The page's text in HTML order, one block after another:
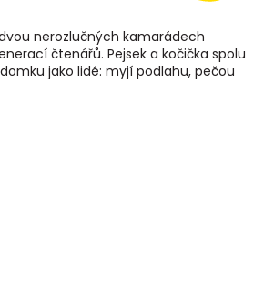
nerozlučných kamarádech
čtenářů. Pejsek a kočička spolu
jako lidé: myjí podlahu, pečou